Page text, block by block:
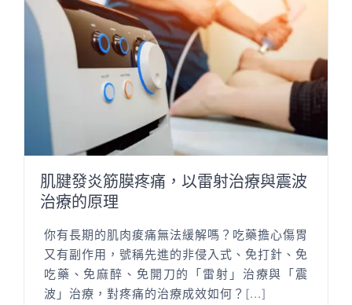
肌腱發炎筋膜疼痛，以雷射治療與震波
治療的原理
你有長期的肌肉痠痛無法緩解嗎？吃藥擔心傷胃
又有副作用，號稱先進的非侵入式、免打針、免
吃藥、免麻醉、免開刀的「雷射」治療與「震
波」治療，對疼痛的治療成效如何？ [...]